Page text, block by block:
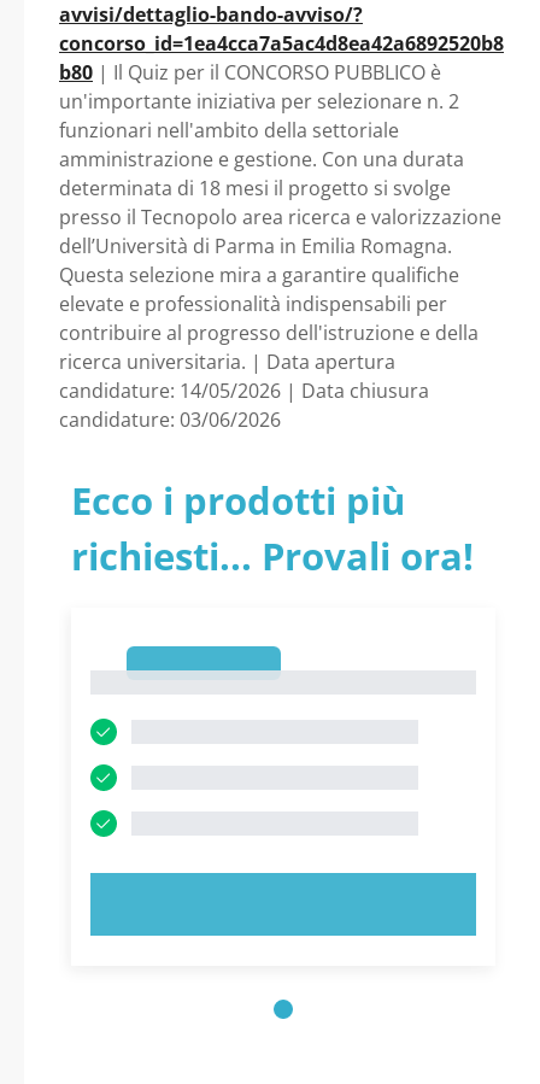
avvisi/dettaglio-bando-avviso/?
concorso_id=1ea4cca7a5ac4d8ea42a6892520b8
b80 | Il Quiz per il CONCORSO PUBBLICO è
un'importante iniziativa per selezionare n. 2
funzionari nell'ambito della settoriale
amministrazione e gestione. Con una durata
determinata di 18 mesi il progetto si svolge
presso il Tecnopolo area ricerca e valorizzazione
dell’Università di Parma in Emilia Romagna.
Questa selezione mira a garantire qualifiche
elevate e professionalità indispensabili per
contribuire al progresso dell'istruzione e della
ricerca universitaria. | Data apertura
candidature: 14/05/2026 | Data chiusura
candidature: 03/06/2026
Ecco i prodotti più
richiesti... Provali ora!